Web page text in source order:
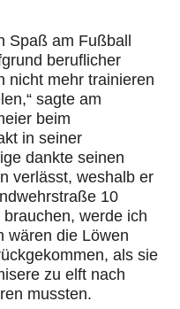
Spaß am Fußball
beruflicher
nicht mehr trainieren
sagte am
beim
in seiner
dankte seinen
verlässt, weshalb er
10
brauchen, werde ich
wären die Löwen
als sie
zu elft nach
mussten.